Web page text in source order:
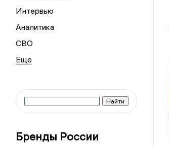
Интервью
Аналитика
СВО
Бренды России